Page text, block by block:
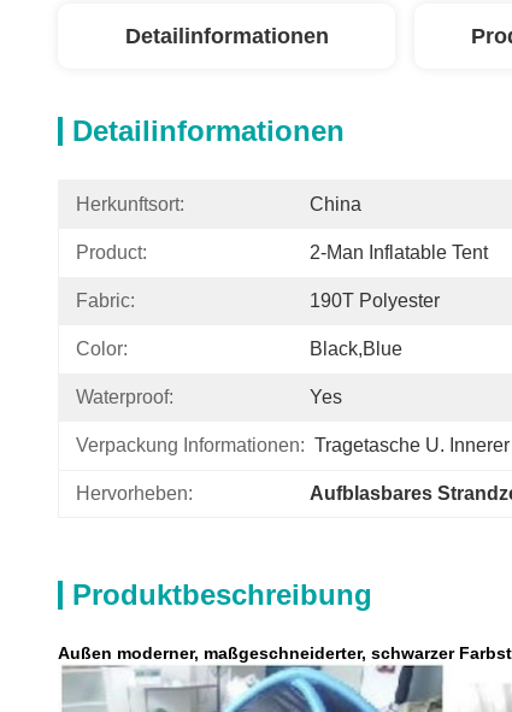
Detailinformationen
Detailinformationen
Herkunftsort: China
Product: 2-Man Inflatable Tent
Fabric: 190T Polyester
Color: Black,Blue
Waterproof: Yes
Verpackung Informationen: Tragetasche U.
Hervorheben: Aufblasbares
Produktbeschreibung
Außen moderner, maßgeschneiderter, schwarzer